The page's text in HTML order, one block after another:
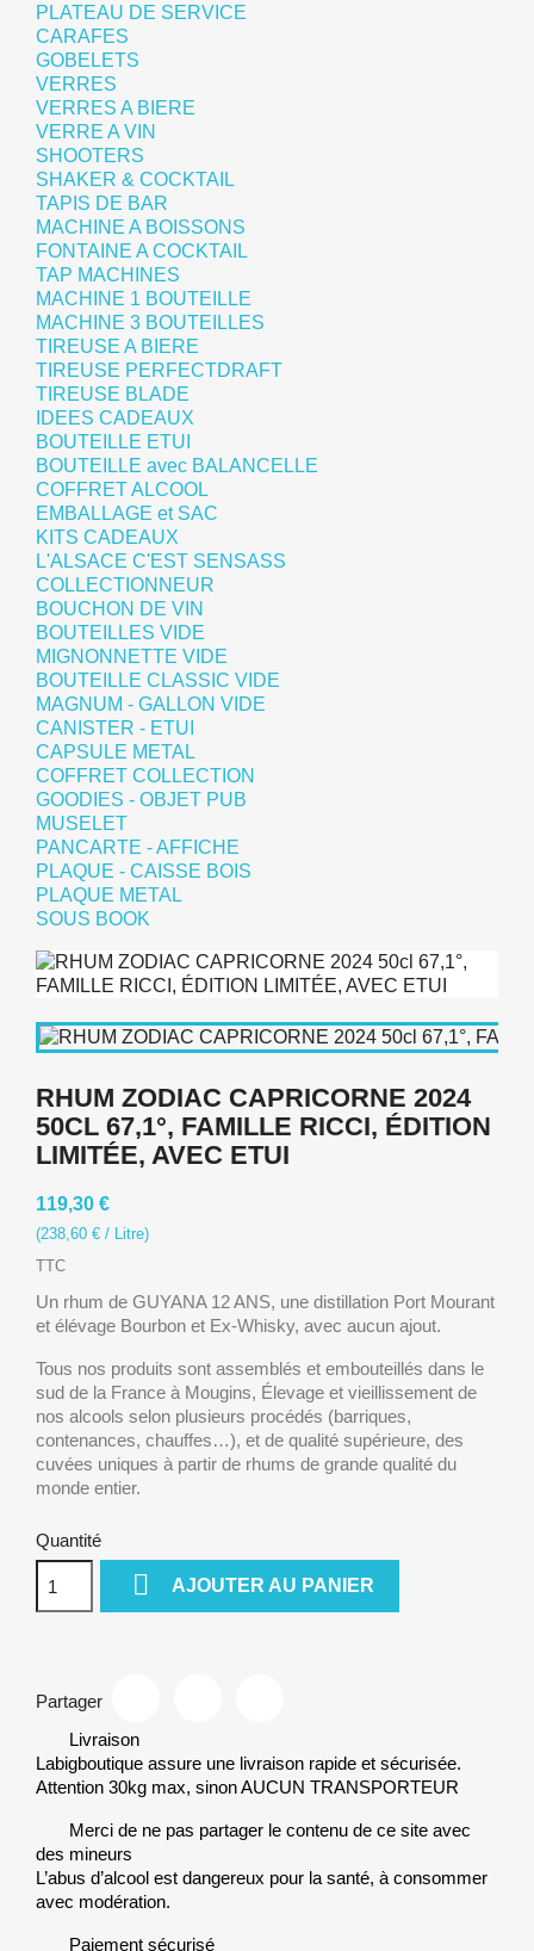
PLATEAU DE SERVICE
CARAFES
GOBELETS
VERRES
VERRES A BIERE
VERRE A VIN
SHOOTERS
SHAKER & COCKTAIL
TAPIS DE BAR
MACHINE A BOISSONS
FONTAINE A COCKTAIL
TAP MACHINES
MACHINE 1 BOUTEILLE
MACHINE 3 BOUTEILLES
TIREUSE A BIERE
TIREUSE PERFECTDRAFT
TIREUSE BLADE
IDEES CADEAUX
BOUTEILLE ETUI
BOUTEILLE avec BALANCELLE
COFFRET ALCOOL
EMBALLAGE et SAC
KITS CADEAUX
L'ALSACE C'EST SENSASS
COLLECTIONNEUR
BOUCHON DE VIN
BOUTEILLES VIDE
MIGNONNETTE VIDE
BOUTEILLE CLASSIC VIDE
MAGNUM - GALLON VIDE
CANISTER - ETUI
CAPSULE METAL
COFFRET COLLECTION
GOODIES - OBJET PUB
MUSELET
PANCARTE - AFFICHE
PLAQUE - CAISSE BOIS
PLAQUE METAL
SOUS BOOK
RHUM ZODIAC CAPRICORNE 2024
50CL 67,1°, FAMILLE RICCI, ÉDITION
LIMITÉE, AVEC ETUI
119,30 €
(238,60 € / Litre)
TTC
Un rhum de GUYANA 12 ANS, une distillation Port Mourant
et élévage Bourbon et Ex-Whisky, avec aucun ajout.
Tous nos produits sont assemblés et embouteillés dans le
sud de la France à Mougins, Élevage et vieillissement de
nos alcools selon plusieurs procédés (barriques,
contenances, chauffes…), et de qualité supérieure, des
cuvées uniques à partir de rhums de grande qualité du
monde entier.
Quantité
 AJOUTER AU PANIER
Partager
Livraison
Labigboutique assure une livraison rapide et sécurisée.
Attention 30kg max, sinon AUCUN TRANSPORTEUR
Merci de ne pas partager le contenu de ce site avec
des mineurs
L’abus d’alcool est dangereux pour la santé, à consommer
avec modération.
Paiement sécurisé